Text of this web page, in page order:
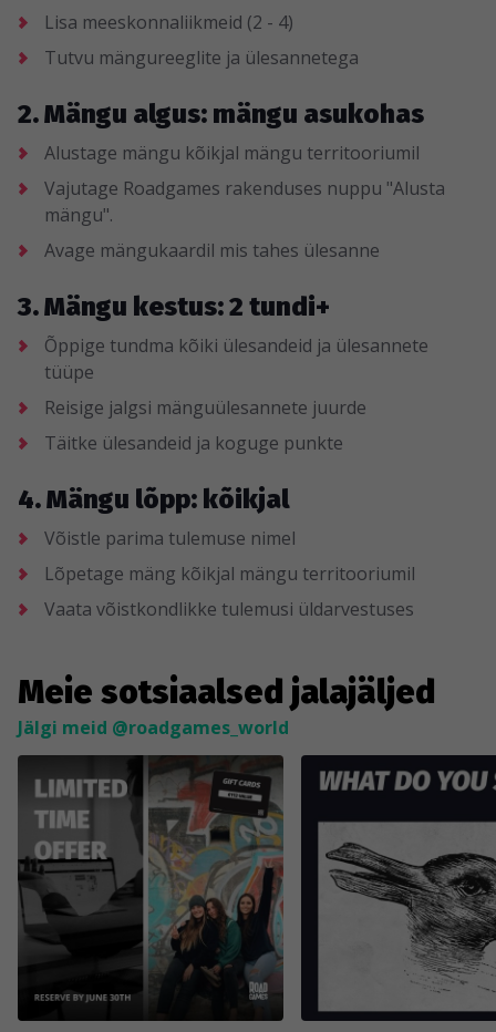
Lisa meeskonnaliikmeid (2 - 4)
Tutvu mängureeglite ja ülesannetega
2. Mängu algus: mängu asukohas
Alustage mängu kõikjal mängu territooriumil
Vajutage Roadgames rakenduses nuppu "Alusta
mängu".
Avage mängukaardil mis tahes ülesanne
3. Mängu kestus: 2 tundi+
Õppige tundma kõiki ülesandeid ja ülesannete
tüüpe
Reisige jalgsi mänguülesannete juurde
Täitke ülesandeid ja koguge punkte
4. Mängu lõpp: kõikjal
Võistle parima tulemuse nimel
Lõpetage mäng kõikjal mängu territooriumil
Vaata võistkondlikke tulemusi üldarvestuses
Meie sotsiaalsed jalajäljed
Jälgi meid @roadgames_world